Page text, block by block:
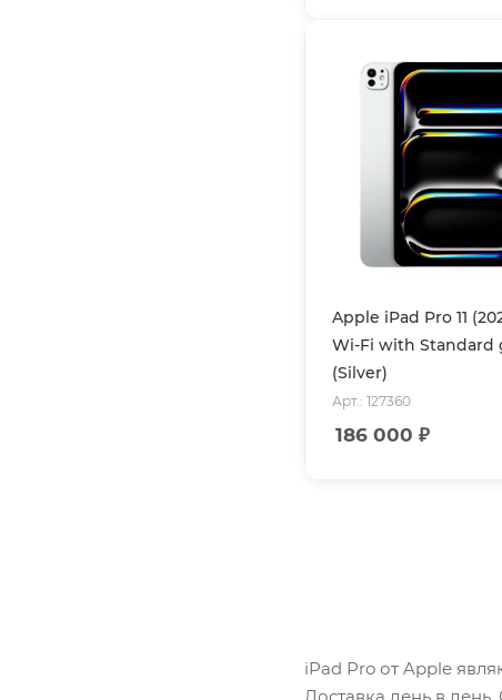
Apple iPad Pro 11
Wi-Fi with Standard
(Silver)
Арт.: 127360
186 000 ₽
iPad Pro от Apple